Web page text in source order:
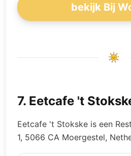
bekijk Bij
7. Eetcafe 't
Eetcafe 't Stokske is een
1, 5066 CA Moergestel,